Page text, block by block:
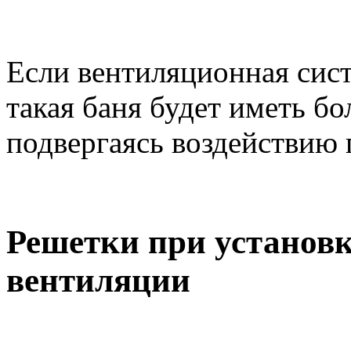
Если вентиляционная
такая баня будет иметь
подвергаясь
Решетки при
вентиляции